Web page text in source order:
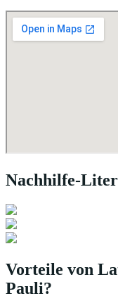
Nachhilfe-
Vorteile von
Pauli?